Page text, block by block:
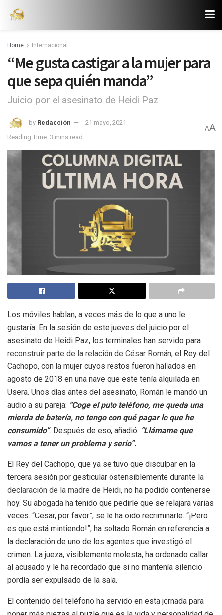
Home Internacional
“Me gusta castigar a la mujer para
que sepa quién manda”
Juicio por el asesinato de Heidi Paz
by Redacción
21 mayo, 2021
Reading Time: 3 mins read
AA
Los móviles hablan, a veces más de lo que a uno le
gustaría. En la sesión de este jueves del juicio por el
asesinato de Heidi Paz, los terminales han servido para
reconstruir parte de la relación de César Román, el Rey del
Cachopo, con la mujer cuyos restos fueron hallados en
agosto de 2018 en una nave que este tenía alquilada en
Usera. Unos días antes del asesinato, Román le mandó un
audio a su pareja: “Coge el puto teléfono, me queda una
mierda de batería, no tengo con qué pagar lo que he
consumido”. Después de eso, añadió: “Llámame que
vamos a tener un problema y serio”.
El Rey del Cachopo, que ya se tuvo que disculpar en la
tercera sesión por gesticular ostensiblemente durante la
declaración de la madre de Heidi, no ha podido contenerse
hoy. Su abogada ha tenido que pedirle que se relajara varias
veces. “César, por favor”, se le ha oído recriminarle. “¡Pero
es que está mintiendo!”, ha soltado Román en referencia a
la declaración de uno de los agentes que investigó el
crimen. La jueza, visiblemente molesta, ha ordenado callar
al acusado y le ha recordado que si no mantenía silencio
pordía ser expulsado de la sala.
El contenido del teléfono ha servido en esta jornada para